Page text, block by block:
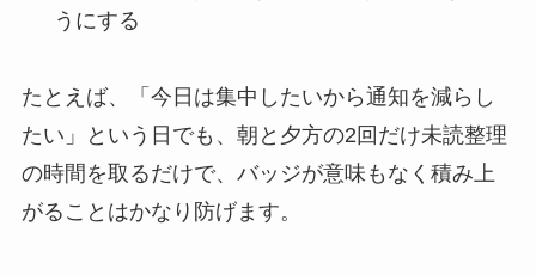
うにする
たとえば、「今日は集中したいから通知を減らし
たい」という日でも、朝と夕方の2回だけ未読整理
の時間を取るだけで、バッジが意味もなく積み上
がることはかなり防げます。